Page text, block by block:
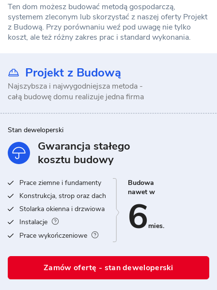
Ten dom możesz budować metodą gospodarczą,
systemem zleconym lub skorzystać z naszej oferty Projekt
z Budową. Przy porównaniu weź pod uwagę nie tylko
koszt, ale też różny zakres prac i standard wykonania.
Projekt z Budową
Najszybsza i najwygodniejsza metoda -
całą budowę domu realizuje jedna firma
Stan deweloperski
Gwarancja stałego
kosztu budowy
Prace ziemne i fundamenty
Konstrukcja, strop oraz dach
Stolarka okienna i drzwiowa
Instalacje
Prace wykończeniowe
Budowa
nawet w
6 mies.
Zamów ofertę - stan deweloperski